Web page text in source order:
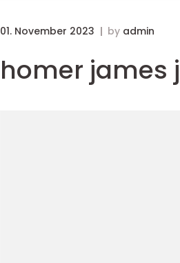
01. November 2023 by admin
homer james